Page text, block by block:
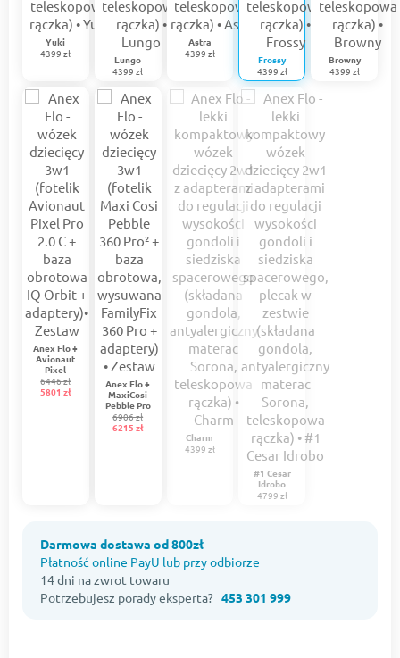
Yuki
4399 zł
Lungo
4399 zł
Charm
4399 zł
Astra
4399 zł
Frossy
4399 zł
Browny
4399 zł
#1 Cesar
Idrobo
4799 zł
Anex Flo +
Avionaut
Pixel
6446 zł
5801 zł
Anex Flo +
MaxiCosi
Pebble Pro
6906 zł
6215 zł
Darmowa dostawa od 800zł
Płatność online PayU lub przy odbiorze
14 dni na zwrot towaru
Potrzebujesz porady eksperta? 453 301 999